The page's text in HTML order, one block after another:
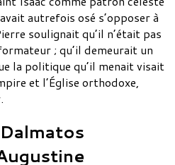
autrefois osé s’opposer à
soulignait qu’il n’était pas
; qu’il demeurait un
la politique qu’il menait visait
et l’Église orthodoxe,